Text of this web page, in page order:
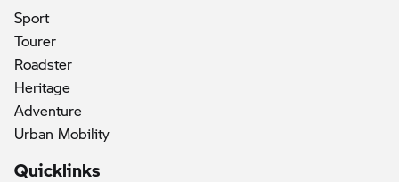
Sport
Tourer
Roadster
Heritage
Adventure
Urban Mobility
Quicklinks